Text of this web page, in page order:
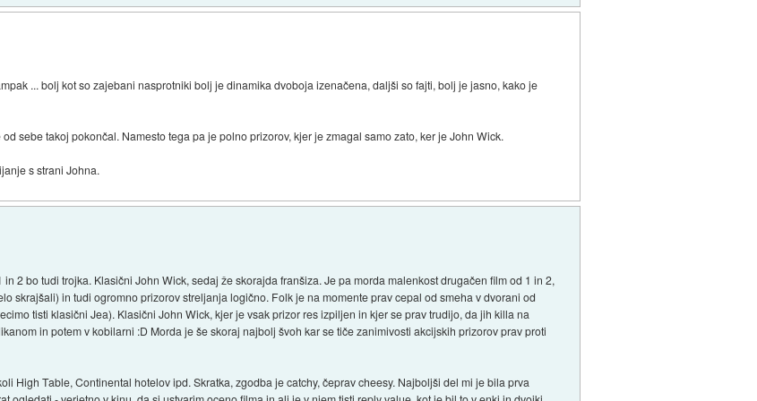
... bolj kot so zajebani nasprotniki bolj je dinamika dvoboja izenačena, daljši so fajti, bolj je jasno, kako je
sebe takoj pokončal. Namesto tega pa je polno prizorov, kjer je zmagal samo zato, ker je John Wick.
s strani Johna.
2 bo tudi trojka. Klasični John Wick, sedaj že skorajda franšiza. Je pa morda malenkost drugačen film od 1 in 2,
skrajšali) in tudi ogromno prizorov streljanja logično. Folk je na momente prav cepal od smeha v dvorani od
tisti klasični Jea). Klasični John Wick, kjer je vsak prizor res izpiljen in kjer se prav trudijo, da jih killa na
in potem v kobilarni :D Morda je še skoraj najbolj švoh kar se tiče zanimivosti akcijskih prizorov prav proti
High Table, Continental hotelov ipd. Skratka, zgodba je catchy, čeprav cheesy. Najboljši del mi je bila prva